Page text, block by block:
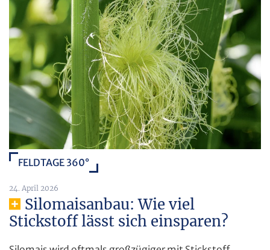
FELDTAGE 360°
24. April 2026
Silomaisanbau: Wie viel
Stickstoff lässt sich einsparen?